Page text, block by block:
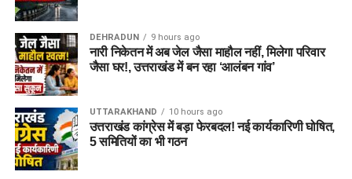
DEHRADUN 9 hours ago
नारी निकेतन में अब जेल जैसा माहौल नहीं, मिलेगा परिवार
जैसा घर!, उत्तराखंड में बन रहा ‘आलंबन गांव’
UTTARAKHAND 10 hours ago
उत्तराखंड कांग्रेस में बड़ा फेरबदल! नई कार्यकारिणी घोषित,
5 समितियों का भी गठन